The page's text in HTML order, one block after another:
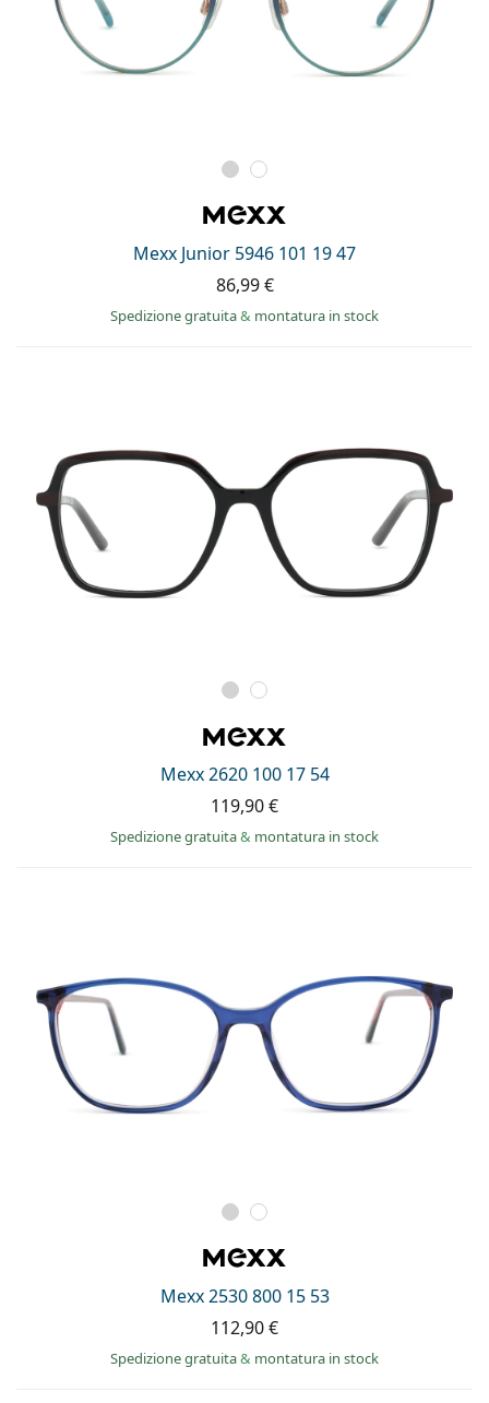
Mexx Junior 5946 101 19 47
86,99 €
Spedizione gratuita& montatura in stock
Mexx 2620 100 17 54
119,90 €
Spedizione gratuita& montatura in stock
Mexx 2530 800 15 53
112,90 €
Spedizione gratuita& montatura in stock